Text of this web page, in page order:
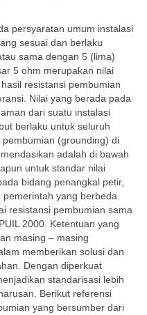
persyaratan umum instalasi
sesuai dan berlaku
sama dengan 5 (lima)
5 ohm merupakan nilai
resistansi pembumian
Nilai yang berada pada
dari suatu instalasi
berlaku untuk seluruh
(grounding) di
adalah di bawah
untuk standar nilai
bidang penangkal petir,
yang berbeda.
resistansi pembumian sama
2000. Ketentuan yang
masing – masing
memberikan solusi dan
Dengan diperkuat
standarisasi lebih
Berikut referensi
yang bersumber dari